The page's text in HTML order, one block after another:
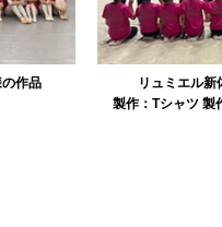
作品
ウェット
みかえ
製作：タオル